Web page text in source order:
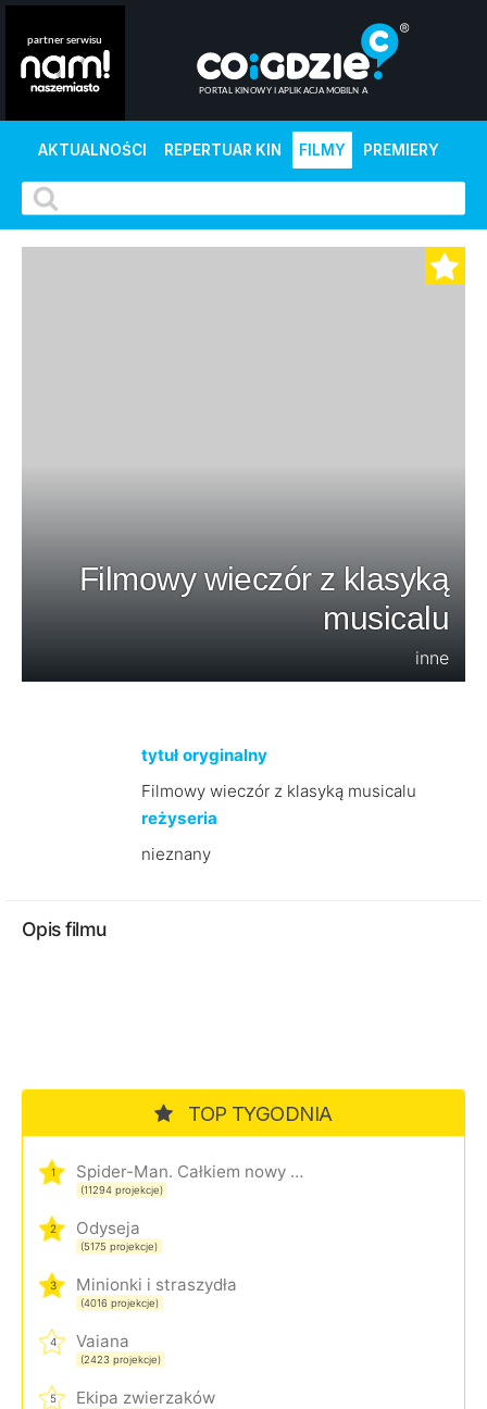
AKTUALNOŚCI REPERTUAR KIN FILMY PREMIERY
Filmowy wieczór z klasyką
musicalu
inne
tytuł oryginalny
Filmowy wieczór z klasyką musicalu
reżyseria
nieznany
Opis filmu
TOP TYGODNIA
1 Spider-Man. Całkiem nowy dzień
(11294 projekcje)
2 Odyseja
(5175 projekcje)
3 Minionki i straszydła
(4016 projekcje)
4 Vaiana
(2423 projekcje)
5 Ekipa zwierzaków